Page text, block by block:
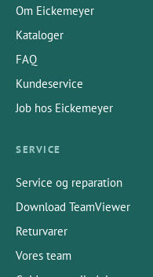
Om Eickemeyer
Kataloger
FAQ
Kundeservice
Job hos Eickemeyer
SERVICE
Service og reparation
Download TeamViewer
Returvarer
Vores team